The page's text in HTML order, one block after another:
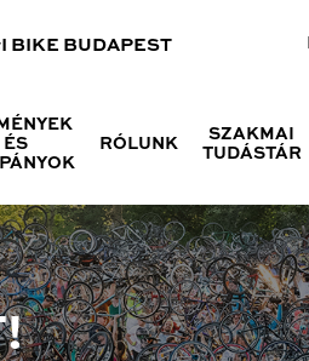
BIKE BUDAPEST
ÉS
RÓLUNK
SZAKMAI
TUDÁSTÁR